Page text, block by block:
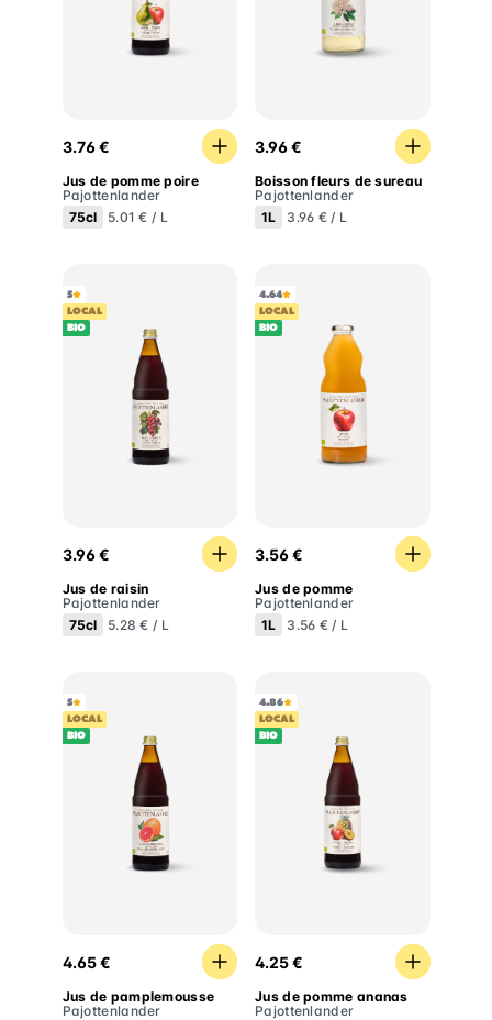
Jus de pomme poire
3.76 €
Jus de pomme poire
Pajottenlander
75cl
5.01 € / L
Boisson fleurs de sureau
3.96 €
Boisson fleurs de sureau
Pajottenlander
1L
3.96 € / L
5
LOCAL
BIO
3.96 €
Jus de raisin
Pajottenlander
75cl
5.28 € / L
4.64
LOCAL
BIO
3.56 €
Jus de pomme
Pajottenlander
1L
3.56 € / L
5
LOCAL
BIO
Jus de pamplemousse
4.65 €
Jus de pamplemousse
Pajottenlander
4.86
LOCAL
BIO
Jus de pomme ananas
4.25 €
Jus de pomme ananas
Pajottenlander